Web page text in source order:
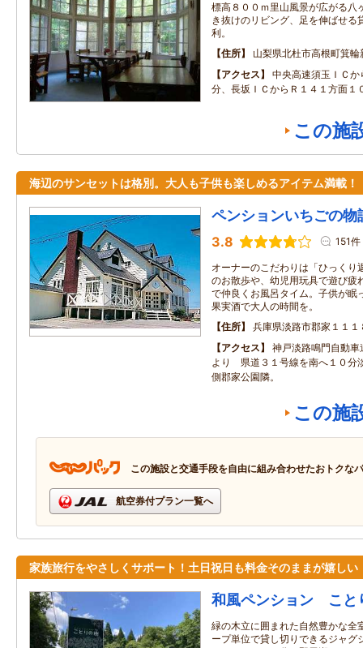
標高８００ｍ里山風景が広がる八
き抜けのリビング、足を伸ばせる
利。
住所
山梨県北杜市高根町箕
アクセス
中央高速須玉ＩＣ
分、長坂ＩＣからＲ１４１方面１
この施
海辺のサンセットは格別。大人も子供も楽しめるアイテム満載！
ペンションいちごの物
3.8 151件
オーナーのこだわりは「ひっくり
のお散歩や、幼児用玩具で遊び疲
で仲良くお風呂タイム。子供が眠
果実酒で大人の時間を。
住所
兵庫県淡路市郡家１１１
アクセス
神戸淡路鳴門自動
より 県道３１号線を南へ１０分
側郡家公園隣。
この施
この施設と交通手段を自由に組み合わせたおトクな
航空券付プラン一覧へ
家族旅行をやさしくサポート！土日祝日も料金そのままが嬉しい
和風ペンション こと
緑の木立に囲まれた自然豊かな全
ープ単位で貸し切りできるジャグ